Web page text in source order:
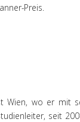
Preis.
Wien, wo er mit
seit